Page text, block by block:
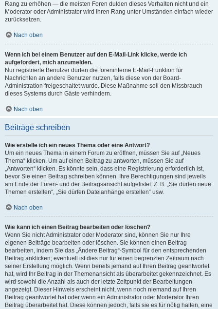
Rang zu erhöhen — die meisten Foren dulden dieses Verhalten nicht und ein
Moderator oder Administrator wird Ihren Rang unter Umständen einfach wieder
zurücksetzen.
Nach oben
Wenn ich bei einem Benutzer auf den E-Mail-Link klicke, werde ich
aufgefordert, mich anzumelden.
Nur registrierte Benutzer dürfen die foreninterne E-Mail-Funktion für
Nachrichten an andere Benutzer nutzen, falls diese von der Board-
Administration freigeschaltet wurde. Diese Maßnahme soll den Missbrauch
dieses Systems durch Gäste verhindern.
Nach oben
Beiträge schreiben
Wie erstelle ich ein neues Thema oder eine Antwort?
Um ein neues Thema in einem Forum zu eröffnen, müssen Sie auf „Neues
Thema“ klicken. Um auf einen Beitrag zu antworten, müssen Sie auf
„Antworten“ klicken. Es könnte sein, dass eine Registrierung erforderlich ist,
bevor Sie einen Beitrag schreiben können. Ihre Berechtigungen sind jeweils
am Ende der Foren- und der Beitragsansicht aufgelistet. Z. B. „Sie dürfen neue
Themen erstellen“, „Sie dürfen Dateianhänge erstellen“ usw.
Nach oben
Wie kann ich einen Beitrag bearbeiten oder löschen?
Wenn Sie nicht Administrator oder Moderator sind, können Sie nur Ihre
eigenen Beiträge bearbeiten oder löschen. Sie können einen Beitrag
bearbeiten, indem Sie das „Ändere Beitrag“-Symbol für den entsprechenden
Beitrag anklicken; eventuell ist dies nur für einen begrenzten Zeitraum nach
seiner Erstellung möglich. Wenn bereits jemand auf Ihren Beitrag geantwortet
hat, wird Ihr Beitrag in der Themenansicht als überarbeitet gekennzeichnet. Es
wird sowohl die Anzahl als auch der letzte Zeitpunkt der Bearbeitungen
angezeigt. Dieser Hinweis erscheint nicht, wenn noch niemand auf Ihren
Beitrag geantwortet hat oder wenn ein Administrator oder Moderator Ihren
Beitrag überarbeitet hat. Diese können jedoch, falls sie es für nötig halten, eine